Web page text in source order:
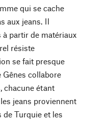
qui se cache
aux jeans. Il
partir de matériaux
résiste
se fait presque
Gênes collabore
chacune étant
jeans proviennent
Turquie et les